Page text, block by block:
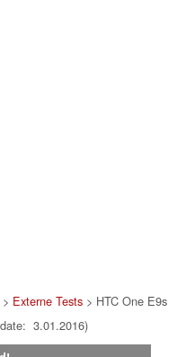
Externe Tests> HTC One E9s
3.01.2016)